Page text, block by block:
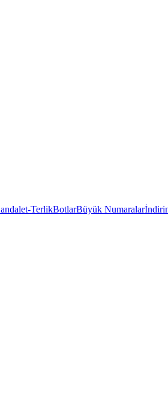
TerlikBotlarBüyük Numaralar